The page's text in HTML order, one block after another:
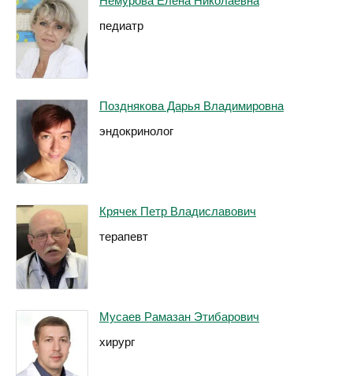
педиатр
Позднякова Дарья Владимировна
эндокринолог
Крячек Петр Владиславович
терапевт
Мусаев Рамазан Этибарович
хирург